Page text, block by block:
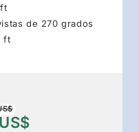
de 270 grados
ft